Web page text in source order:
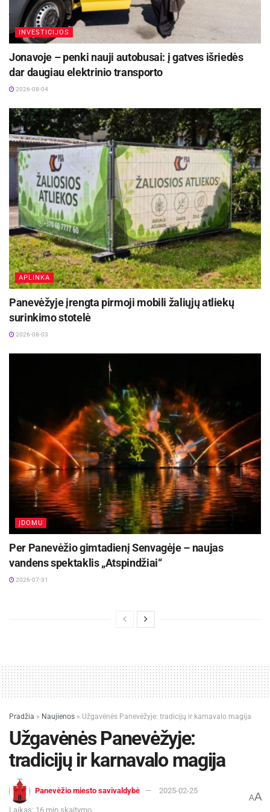
Šaltinis: Pranešimas spaudai
INVESTICIJOS
Jonavoje – penki nauji autobusai: į gatves išriedės
dar daugiau elektrinio transporto
2026-08-04
APLINKA
Panevėžyje įrengta pirmoji mobili žaliųjų atliekų
surinkimo stotelė
2026-08-03
ĮDOMU
Per Panevėžio gimtadienį Senvagėje – naujas
vandens spektaklis „Atspindžiai“
2026-07-31
Pradžia » Naujienos » Užgavėnės Panevėžyje: tradicijų ir karnavalo magija
Užgavėnės Panevėžyje:
tradicijų ir karnavalo magija
Panevėžio miesto savivaldybė 2025-02-25
Laikas: 16 min skaitymo
AA